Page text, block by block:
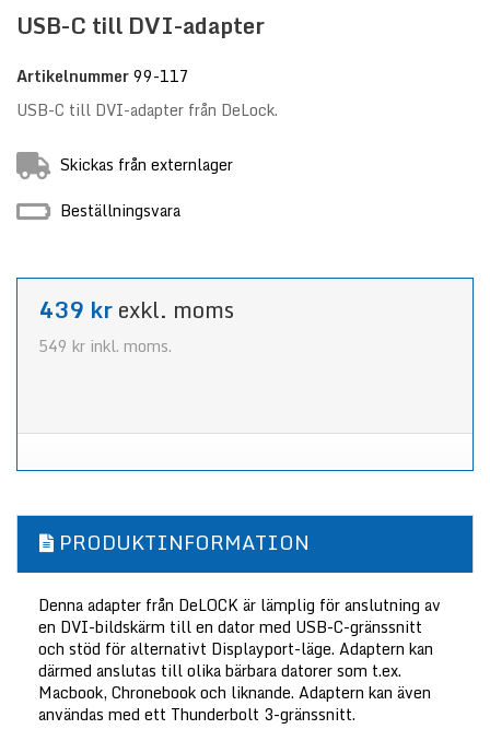
USB-C till DVI-adapter
Artikelnummer99-117
USB-C till DVI-adapter från DeLock.
Skickas från externlager
Beställningsvara
439 krexkl. moms
549 kr inkl. moms.
PRODUKTINFORMATION
Denna adapter från DeLOCK är lämplig för anslutning av
en DVI-bildskärm till en dator med USB-C-gränssnitt
och stöd för alternativt Displayport-läge. Adaptern kan
därmed anslutas till olika bärbara datorer som t.ex.
Macbook, Chronebook och liknande. Adaptern kan även
användas med ett Thunderbolt 3-gränssnitt.